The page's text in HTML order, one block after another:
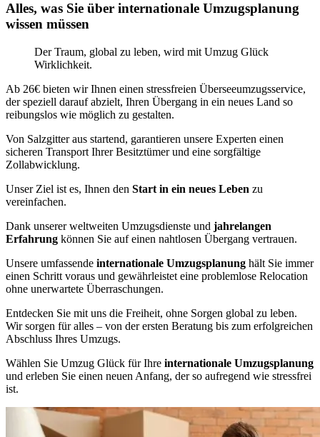
Alles, was Sie über internationale Umzugsplanung
wissen müssen
Der Traum, global zu leben, wird mit Umzug Glück
Wirklichkeit.
Ab 26€ bieten wir Ihnen einen stressfreien Überseeumzugsservice,
der speziell darauf abzielt, Ihren Übergang in ein neues Land so
reibungslos wie möglich zu gestalten.
Von Salzgitter aus startend, garantieren unsere Experten einen
sicheren Transport Ihrer Besitztümer und eine sorgfältige
Zollabwicklung.
Unser Ziel ist es, Ihnen den Start in ein neues Leben zu
vereinfachen.
Dank unserer weltweiten Umzugsdienste und jahrelangen
Erfahrung können Sie auf einen nahtlosen Übergang vertrauen.
Unsere umfassende internationale Umzugsplanung hält Sie immer
einen Schritt voraus und gewährleistet eine problemlose Relocation
ohne unerwartete Überraschungen.
Entdecken Sie mit uns die Freiheit, ohne Sorgen global zu leben.
Wir sorgen für alles – von der ersten Beratung bis zum erfolgreichen
Abschluss Ihres Umzugs.
Wählen Sie Umzug Glück für Ihre internationale Umzugsplanung
und erleben Sie einen neuen Anfang, der so aufregend wie stressfrei
ist.